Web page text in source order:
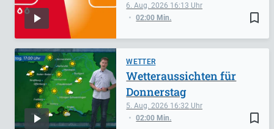
bookmark_border
6. Aug. 2026 16:13
02:00 Min.
WETTER
bookmark_border
5. Aug. 2026 16:32
02:00 Min.
Wetteraussichten für
Donnerstag